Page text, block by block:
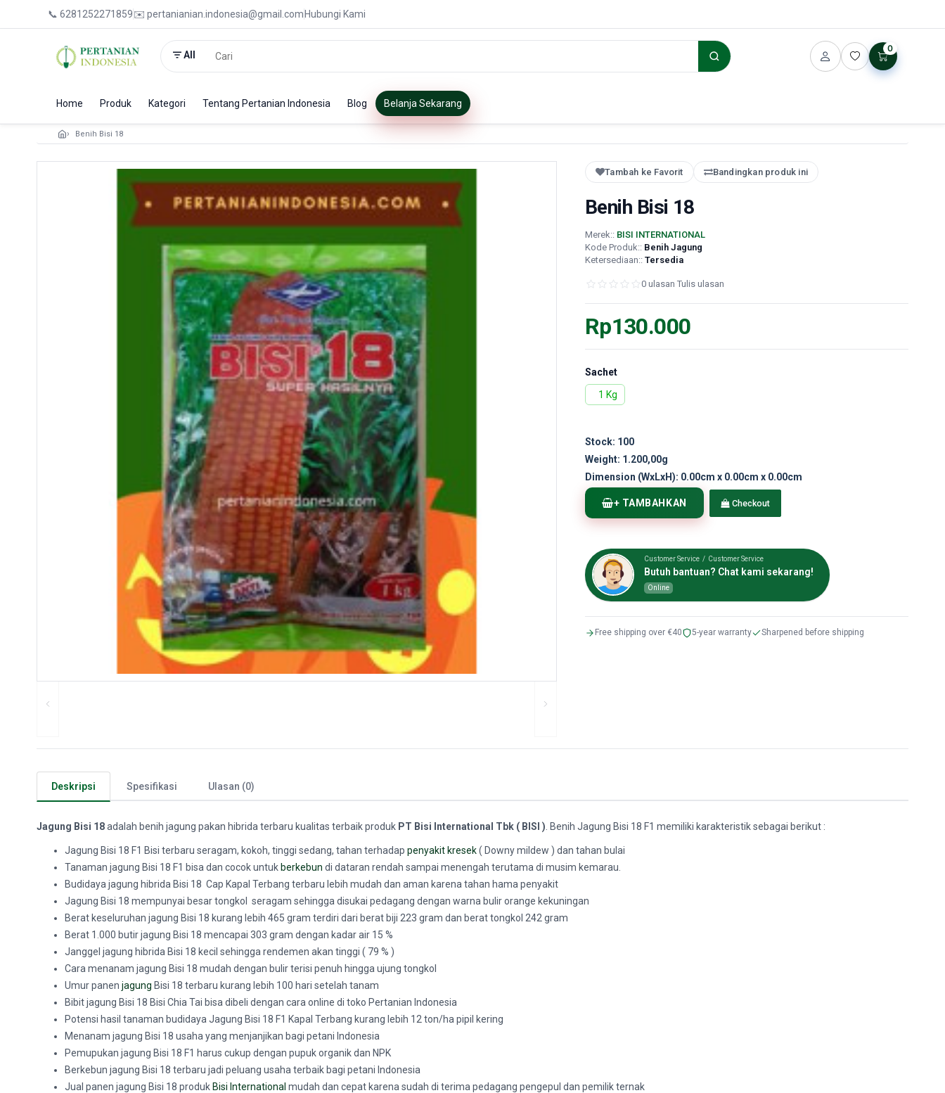
📞 6281252271859✉️ pertanianian.indonesia@gmail.com Hubungi Kami
All
0
Home Produk Kategori Tentang Pertanian Indonesia Blog Belanja Sekarang
Benih Bisi 18
Tambah ke Favorit Bandingkan produk ini
Benih Bisi 18
Merek:: BISI INTERNATIONAL
Kode Produk:: Benih Jagung
Ketersediaan:: Tersedia
0 ulasan Tulis ulasan
Rp130.000
Sachet
1 Kg
Stock: 100
Weight: 1.200,00g
Dimension (WxLxH): 0.00cm x 0.00cm x 0.00cm
+ TAMBAHKAN Checkout
Customer Service / Customer Service
Butuh bantuan? Chat kami sekarang!
Online
Free shipping over €40 5-year warranty Sharpened before shipping
Deskripsi Spesifikasi Ulasan (0)
Jagung Bisi 18adalah benih jagung pakan hibrida terbaru kualitas terbaik produk PT Bisi International Tbk ( BISI ) . Benih Jagung Bisi 18 F1 memiliki karakteristik sebagai berikut :
Jagung Bisi 18 F1 Bisi terbaru seragam, kokoh, tinggi sedang, tahan terhadap penyakit kresek( Downy mildew ) dan tahan bulai
Tanaman jagung Bisi 18 F1 bisa dan cocok untuk berkebun di dataran rendah sampai menengah terutama di musim kemarau.
Budidaya jagung hibrida Bisi 18 Cap Kapal Terbang terbaru lebih mudah dan aman karena tahan hama penyakit
Jagung Bisi 18 mempunyai besar tongkol seragam sehingga disukai pedagang dengan warna bulir orange kekuningan
Berat keseluruhan jagung Bisi 18 kurang lebih 465 gram terdiri dari berat biji 223 gram dan berat tongkol 242 gram
Berat 1.000 butir jagung Bisi 18 mencapai 303 gram dengan kadar air 15 %
Janggel jagung hibrida Bisi 18 kecil sehingga rendemen akan tinggi ( 79 % )
Cara menanam jagung Bisi 18 mudah dengan bulir terisi penuh hingga ujung tongkol
Umur panen jagung Bisi 18 terbaru kurang lebih 100 hari setelah tanam
Bibit jagung Bisi 18 Bisi Chia Tai bisa dibeli dengan cara online di toko Pertanian Indonesia
Potensi hasil tanaman budidaya Jagung Bisi 18 F1 Kapal Terbang kurang lebih 12 ton/ha pipil kering
Menanam jagung Bisi 18 usaha yang menjanjikan bagi petani Indonesia
Pemupukan jagung Bisi 18 F1 harus cukup dengan pupuk organik dan NPK
Berkebun jagung Bisi 18 terbaru jadi peluang usaha terbaik bagi petani Indonesia
Jual panen jagung Bisi 18 produk Bisi International mudah dan cepat karena sudah di terima pedagang pengepul dan pemilik ternak